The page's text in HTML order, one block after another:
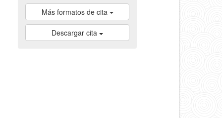
Más formatos de cita
Descargar cita